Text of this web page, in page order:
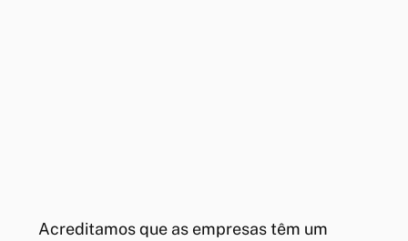
Acreditamos que as empresas têm um